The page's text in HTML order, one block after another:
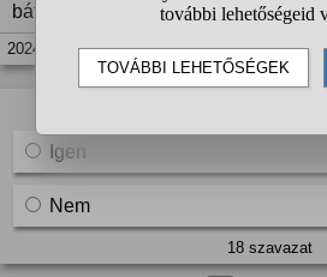
bátor, élőben meg senki se.
2024. dec. 18. 08:22
Igen
Nem
18 szavazat